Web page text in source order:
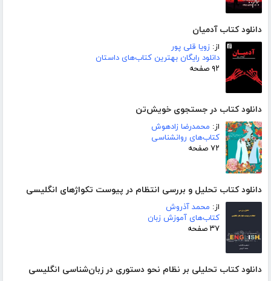
دانلود کتاب آدمیان
از: زویا قلی پور
دانلود رایگان بهترین کتاب‌های داستان
۹۲ صفحه
دانلود کتاب در جستجوی خویش‌تن
از: محمدرضا زادهوش
کتاب‌های روانشناسی
۷۲ صفحه
دانلود کتاب تحلیل و بررسی انتظام در پیوست تکواژهای انگلیسی
از: محمد آذروش
کتاب‌های آموزش زبان
۳۷ صفحه
دانلود کتاب تحلیلی بر نظام نحو دستوری در زبان‌شناسی انگلیسی